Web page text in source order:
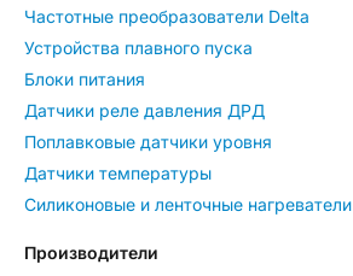
Частотные преобразователи Delta
Устройства плавного пуска
Блоки питания
Датчики реле давления ДРД
Поплавковые датчики уровня
Датчики температуры
Силиконовые и ленточные нагреватели
Производители